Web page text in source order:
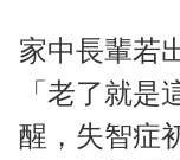
家中長輩若
「老了就是
醒，失智症